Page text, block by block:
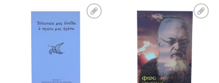
Πρόσθήκη
στην λίστα
Πρόσθήκη
στην λίστα
επιθυμιών